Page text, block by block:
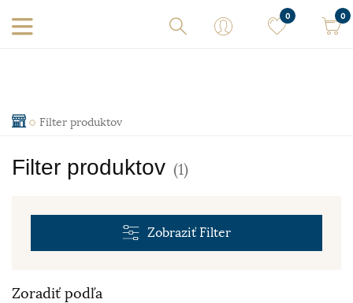
0 0
Filter produktov
Filter produktov (1)
Zobraziť Filter
Zoradiť podľa